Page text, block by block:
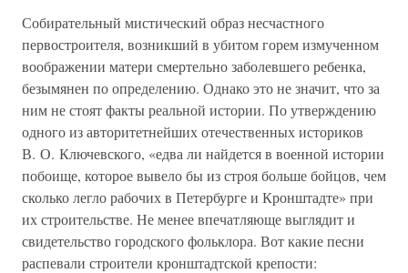
Собирательный мистический образ несчастного
первостроителя, возникший в убитом горем измученном
воображении матери смертельно заболевшего ребенка,
безымянен по определению. Однако это не значит, что за
ним не стоят факты реальной истории. По утверждению
одного из авторитетнейших отечественных историков
В. О. Ключевского, «едва ли найдется в военной истории
побоище, которое вывело бы из строя больше бойцов, чем
сколько легло рабочих в Петербурге и Кронштадте» при
их строительстве. Не менее впечатляюще выглядит и
свидетельство городского фольклора. Вот какие песни
распевали строители кронштадтской крепости: